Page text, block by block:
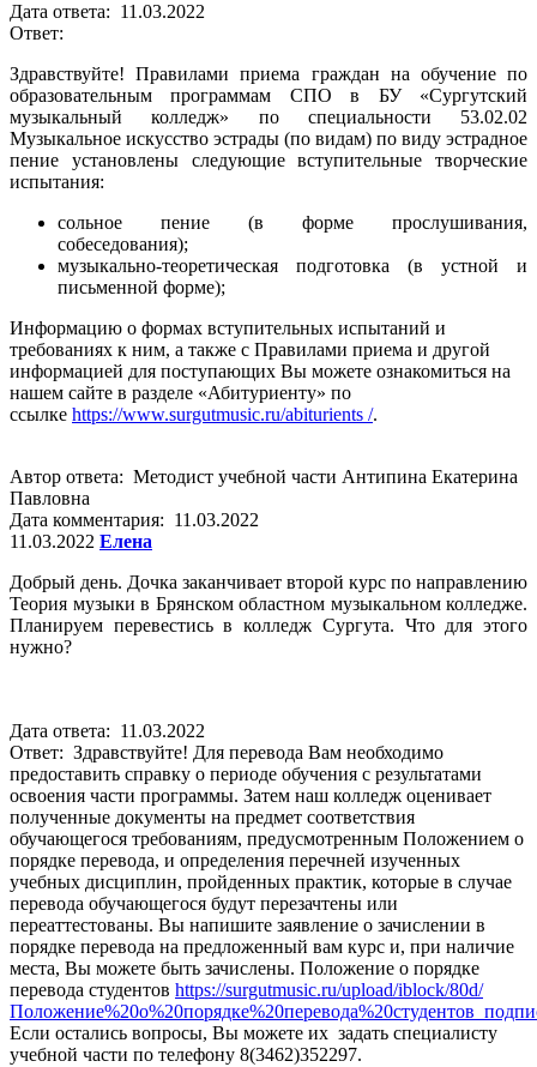
Дата ответа: 11.03.2022
Ответ:
Здравствуйте! Правилами приема граждан на обучение по
образовательным программам СПО в БУ «Сургутский
музыкальный колледж» по специальности 53.02.02
Музыкальное искусство эстрады (по видам) по виду эстрадное
пение установлены следующие вступительные творческие
испытания:
сольное пение (в форме прослушивания,
собеседования);
музыкально-теоретическая подготовка (в устной и
письменной форме);
Информацию о формах вступительных испытаний и
требованиях к ним, а также с Правилами приема и другой
информацией для поступающих Вы можете ознакомиться на
нашем сайте в разделе «Абитуриенту» по
ссылке https://www.surgutmusic.ru/abiturients /.
Автор ответа: Методист учебной части Антипина Екатерина
Павловна
Дата комментария: 11.03.2022
11.03.2022 Елена
Добрый день. Дочка заканчивает второй курс по направлению
Теория музыки в Брянском областном музыкальном колледже.
Планируем перевестись в колледж Сургута. Что для этого
нужно?
Дата ответа: 11.03.2022
Ответ: Здравствуйте! Для перевода Вам необходимо
предоставить справку о периоде обучения с результатами
освоения части программы. Затем наш колледж оценивает
полученные документы на предмет соответствия
обучающегося требованиям, предусмотренным Положением о
порядке перевода, и определения перечней изученных
учебных дисциплин, пройденных практик, которые в случае
перевода обучающегося будут перезачтены или
переаттестованы. Вы напишите заявление о зачислении в
порядке перевода на предложенный вам курс и, при наличие
места, Вы можете быть зачислены. Положение о порядке
перевода студентов https://surgutmusic.ru/upload/iblock/80d/
Если остались вопросы, Вы можете их задать специалисту
учебной части по телефону 8(3462)352297.